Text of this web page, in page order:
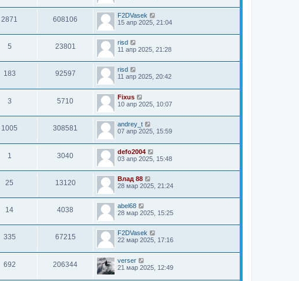
2871 608106
F2DVasek
15 апр 2025, 21:04
5 23801
risd
11 апр 2025, 21:28
183 92597
risd
11 апр 2025, 20:42
3 5710
Fixus
10 апр 2025, 10:07
1005 308581
andrey_t
07 апр 2025, 15:59
1 3040
defo2004
03 апр 2025, 15:48
25 13120
Влад 88
28 мар 2025, 21:24
14 4038
abel68
28 мар 2025, 15:25
335 67215
F2DVasek
22 мар 2025, 17:16
692 206344
verser
21 мар 2025, 12:49